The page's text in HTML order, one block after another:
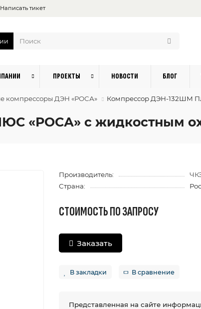
Написать тикет
ПРОЕКТЫ НОВОСТИ БЛОГ
компрессоры ДЭН «РОСА» Компрессор ДЭН-132ШМ
«РОСА» с жидкостным
Производитель:
Страна:
СТОИМОСТЬ ПО ЗАПРОСУ
Заказать
В закладки В сравнение
Представленная на сайте